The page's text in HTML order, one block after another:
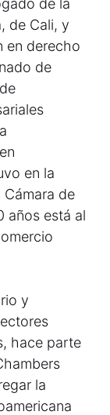
de la
de Cali, y
en derecho
de
en la
de
años está al
y
hace parte
la